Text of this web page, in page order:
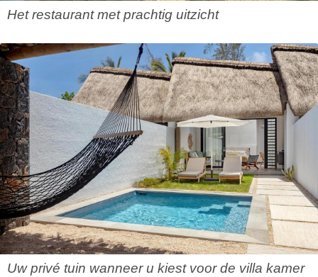
Het restaurant met prachtig uitzicht
Uw privé tuin wanneer u kiest voor de villa kamer